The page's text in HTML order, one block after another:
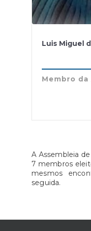
Luis Miguel
Membro da
A Assembleia
7 membros
mesmos
seguida.